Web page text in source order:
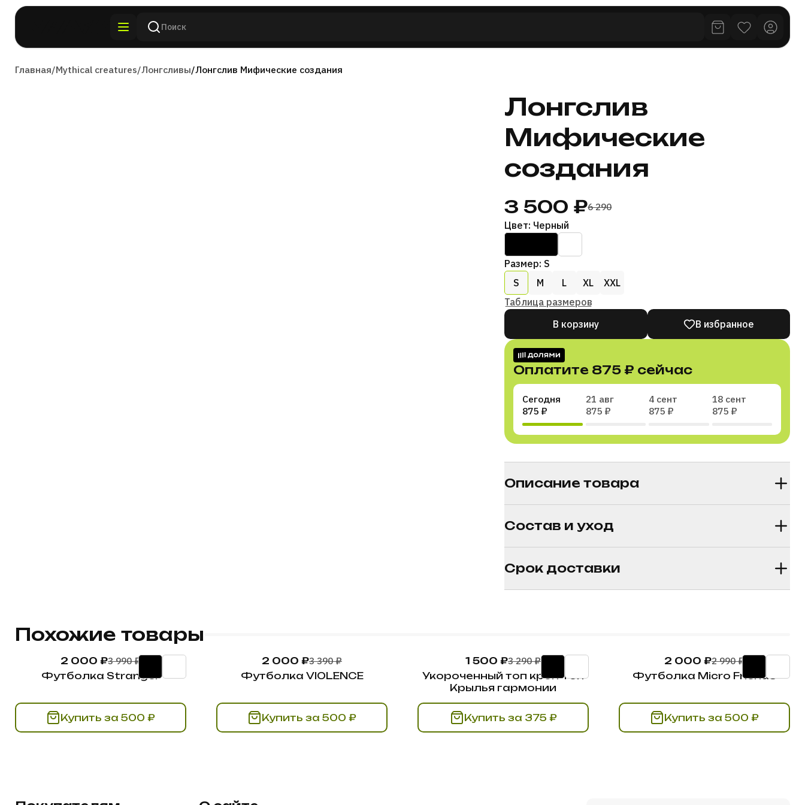
Главная/Mythical creatures/Лонгсливы/Лонгслив Мифические создания
Лонгслив
Мифические
создания
3 500 ₽6 290
Цвет: Черный
Размер: S
S
M L XL
XXL
Таблица размеров
В корзину
В избранное
Оплатите 875 ₽ сейчас
Сегодня
875 ₽
21 авг
875 ₽
4 сент
875 ₽
18 сент
875 ₽
Описание товара
Состав и уход
Срок доставки
Похожие товары
2 000 ₽3 990 ₽
Футболка Stranger
Купить за 500 ₽
2 000 ₽3 390 ₽
Футболка VIOLENCE
Купить за 500 ₽
1 500 ₽3 290 ₽
Укороченный топ кроп-топ
Крылья гармонии
Купить за 375 ₽
2 000 ₽2 990 ₽
Футболка Micro Friends
Купить за 500 ₽